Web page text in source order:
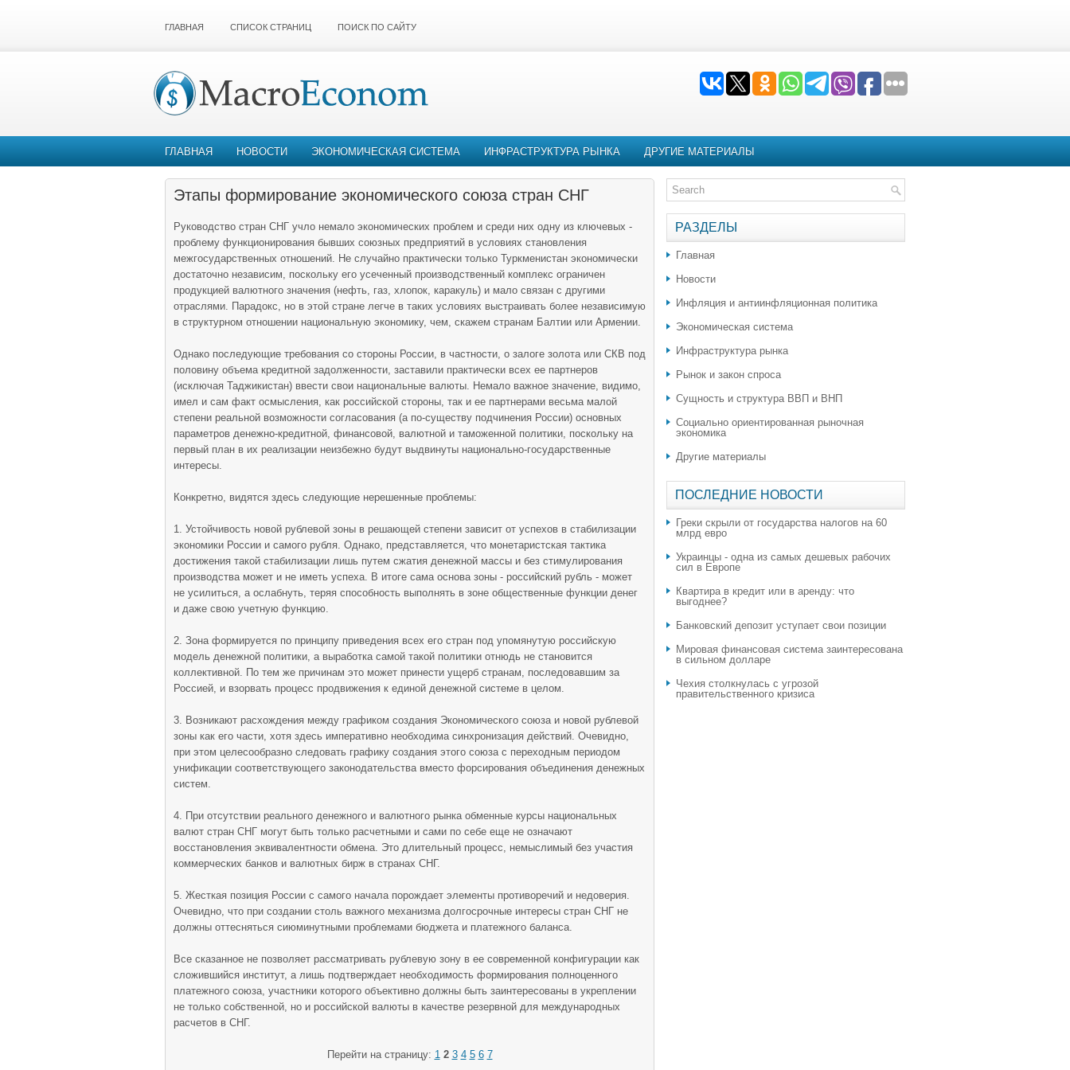
ГЛАВНАЯ СПИСОК СТРАНИЦ ПОИСК ПО САЙТУ
ГЛАВНАЯ НОВОСТИ ЭКОНОМИЧЕСКАЯ СИСТЕМА ИНФРАСТРУКТУРА РЫНКА ДРУГИЕ МАТЕРИАЛЫ
Этапы формирование экономического союза стран СНГ
Руководство стран СНГ учло немало экономических проблем и среди них одну из ключевых -
проблему функционирования бывших союзных предприятий в условиях становления
межгосударственных отношений. Не случайно практически только Туркменистан экономически
достаточно независим, поскольку его усеченный производственный комплекс ограничен
продукцией валютного значения (нефть, газ, хлопок, каракуль) и мало связан с другими
отраслями. Парадокс, но в этой стране легче в таких условиях выстраивать более независимую
в структурном отношении национальную экономику, чем, скажем странам Балтии или Армении.
Однако последующие требования со стороны России, в частности, о залоге золота или СКВ под
половину объема кредитной задолженности, заставили практически всех ее партнеров
(исключая Таджикистан) ввести свои национальные валюты. Немало важное значение, видимо,
имел и сам факт осмысления, как российской стороны, так и ее партнерами весьма малой
степени реальной возможности согласования (а по-существу подчинения России) основных
параметров денежно-кредитной, финансовой, валютной и таможенной политики, поскольку на
первый план в их реализации неизбежно будут выдвинуты национально-государственные
интересы.
Конкретно, видятся здесь следующие нерешенные проблемы:
1. Устойчивость новой рублевой зоны в решающей степени зависит от успехов в стабилизации
экономики России и самого рубля. Однако, представляется, что монетаристская тактика
достижения такой стабилизации лишь путем сжатия денежной массы и без стимулирования
производства может и не иметь успеха. В итоге сама основа зоны - российский рубль - может
не усилиться, а ослабнуть, теряя способность выполнять в зоне общественные функции денег
и даже свою учетную функцию.
2. Зона формируется по принципу приведения всех его стран под упомянутую российскую
модель денежной политики, а выработка самой такой политики отнюдь не становится
коллективной. По тем же причинам это может принести ущерб странам, последовавшим за
Россией, и взорвать процесс продвижения к единой денежной системе в целом.
3. Возникают расхождения между графиком создания Экономического союза и новой рублевой
зоны как его части, хотя здесь императивно необходима синхронизация действий. Очевидно,
при этом целесообразно следовать графику создания этого союза с переходным периодом
унификации соответствующего законодательства вместо форсирования объединения денежных
систем.
4. При отсутствии реального денежного и валютного рынка обменные курсы национальных
валют стран СНГ могут быть только расчетными и сами по себе еще не означают
восстановления эквивалентности обмена. Это длительный процесс, немыслимый без участия
коммерческих банков и валютных бирж в странах СНГ.
5. Жесткая позиция России с самого начала порождает элементы противоречий и недоверия.
Очевидно, что при создании столь важного механизма долгосрочные интересы стран СНГ не
должны оттесняться сиюминутными проблемами бюджета и платежного баланса.
Все сказанное не позволяет рассматривать рублевую зону в ее современной конфигурации как
сложившийся институт, а лишь подтверждает необходимость формирования полноценного
платежного союза, участники которого объективно должны быть заинтересованы в укреплении
не только собственной, но и российской валюты в качестве резервной для международных
расчетов в СНГ.
Перейти на страницу: 1 2 3 4 5 6 7
РАЗДЕЛЫ
Главная
Новости
Инфляция и антиинфляционная политика
Экономическая система
Инфраструктура рынка
Рынок и закон спроса
Сущность и структура ВВП и ВНП
Социально ориентированная рыночная
экономика
Другие материалы
ПОСЛЕДНИЕ НОВОСТИ
Греки скрыли от государства налогов на 60
млрд евро
Украинцы - одна из самых дешевых рабочих
сил в Европе
Квартира в кредит или в аренду: что
выгоднее?
​Банковский депозит уступает свои позиции
Мировая финансовая система заинтересована
в сильном долларе
Чехия столкнулась с угрозой
правительственного кризиса